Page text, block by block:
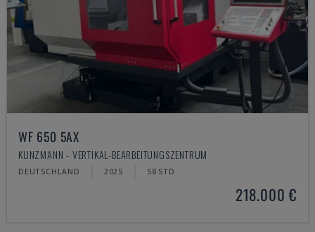
WF 650 5AX
KUNZMANN - VERTIKAL-BEARBEITUNGSZENTRUM
DEUTSCHLAND 2025 58 STD
218.000 €